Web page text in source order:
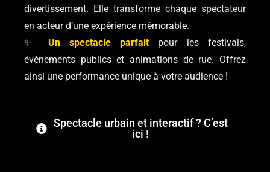
divertissement. Elle transforme chaque spectateur
en acteur d’une expérience mémorable.
✨ Un spectacle parfait pour les festivals,
événements publics et animations de rue. Offrez
ainsi une performance unique à votre audience !
Spectacle urbain et interactif ? C’est
ici !